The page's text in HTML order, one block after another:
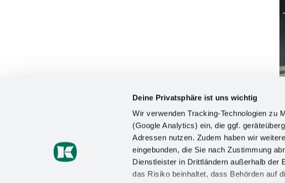
Deine Privatsphäre ist uns wichtig
Wir verwenden Tracking-Technologien zu
(Google Analytics) ein, die ggf.
Adressen nutzen. Zudem haben wir
eingebunden, die Sie nach Zustimmung
Dienstleister in Drittländern außerhalb der
das Risiko beinhaltet, dass Behörden auf
Kesseböhmer Holding KG
Mindener Straße 208